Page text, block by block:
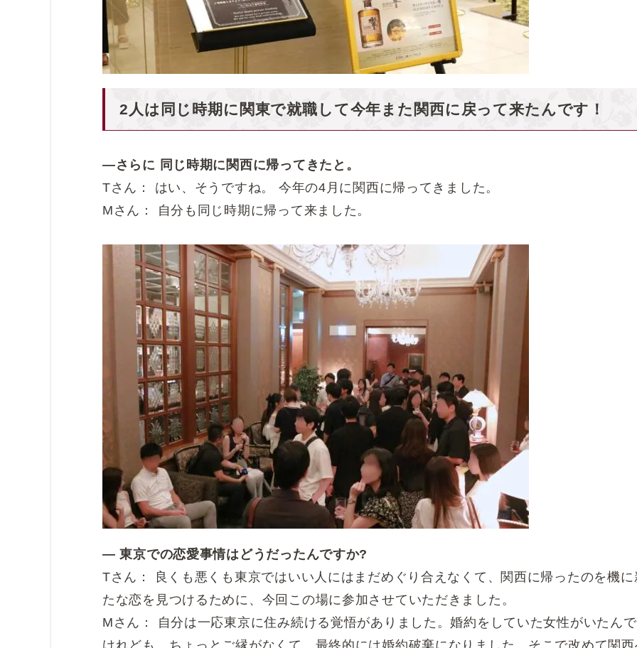
2人は同じ時期に関東で就職して今年また関西に戻って来たんです！
―さらに 同じ時期に関西に帰ってきたと。
Tさん： はい、そうですね。 今年の4月に関西に帰ってきました。
Mさん： 自分も同じ時期に帰って来ました。
― 東京での恋愛事情はどうだったんですか?
Tさん： 良くも悪くも東京ではいい人にはまだめぐり合えなくて、関西に帰ったのを機に
たな恋を見つけるために、今回この場に参加させていただきました。
Mさん： 自分は一応東京に住み続ける覚悟がありました。婚約をしていた女性がいたん
けれども、ちょっとご縁がなくて、最終的には婚約破棄になりました。そこで改めて関西